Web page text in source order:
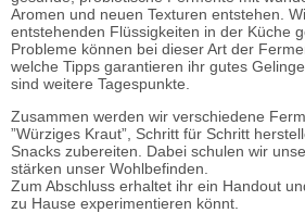
Aromen und neuen Texturen entstehen.
entstehenden Flüssigkeiten in der Küche
Probleme können bei dieser Art der
welche Tipps garantieren ihr gutes
sind weitere Tagespunkte.
Zusammen werden wir verschiedene
”Würziges Kraut”, Schritt für Schritt
Snacks zubereiten. Dabei schulen wir
stärken unser Wohlbefinden.
Zum Abschluss erhaltet ihr ein Handout
zu Hause experimentieren könnt.